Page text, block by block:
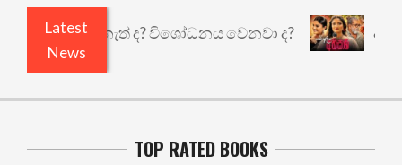
Latest
News
කුඩු නැත් ද? විශෝධනය වෙනවා ද?
TOP RATED BOOKS